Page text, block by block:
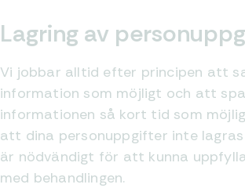
Lagring av
Vi jobbar alltid efter principen att
information som möjligt och att
informationen så kort tid som
att dina personuppgifter inte
är nödvändigt för att kunna
med behandlingen.